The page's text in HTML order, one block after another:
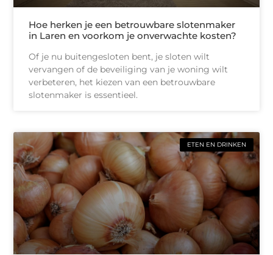
Hoe herken je een betrouwbare slotenmaker
in Laren en voorkom je onverwachte kosten?
Of je nu buitengesloten bent, je sloten wilt
vervangen of de beveiliging van je woning wilt
verbeteren, het kiezen van een betrouwbare
slotenmaker is essentieel.
ETEN EN DRINKEN